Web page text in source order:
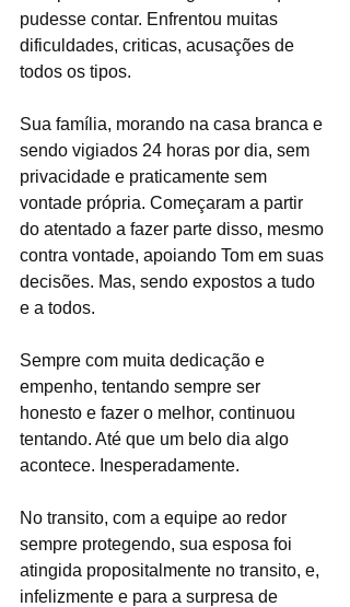
pudesse contar. Enfrentou muitas
dificuldades, criticas, acusações de
todos os tipos.
Sua família, morando na casa branca e
sendo vigiados 24 horas por dia, sem
privacidade e praticamente sem
vontade própria. Começaram a partir
do atentado a fazer parte disso, mesmo
contra vontade, apoiando Tom em suas
decisões. Mas, sendo expostos a tudo
e a todos.
Sempre com muita dedicação e
empenho, tentando sempre ser
honesto e fazer o melhor, continuou
tentando. Até que um belo dia algo
acontece. Inesperadamente.
No transito, com a equipe ao redor
sempre protegendo, sua esposa foi
atingida propositalmente no transito, e,
infelizmente e para a surpresa de